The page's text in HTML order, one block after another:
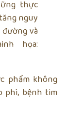
phẩm không
phì, bệnh tim